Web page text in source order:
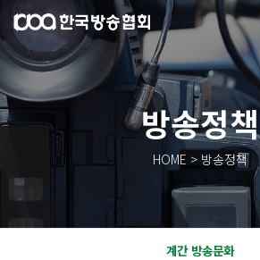
방송정책
HOME > 방송정책
계간 방송문화